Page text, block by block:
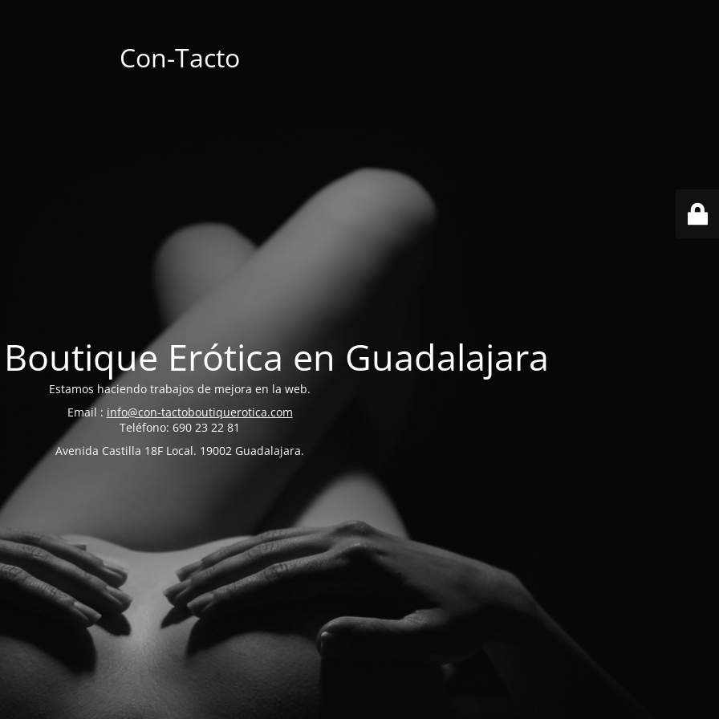
Con-Tacto
Erótica en Guadalajara
Estamos haciendo trabajos de mejora en la web.
Email : info@con-tactoboutiquerotica.com
Teléfono: 690 23 22 81
Avenida Castilla 18F Local. 19002 Guadalajara.